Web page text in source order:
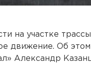
на участке
движение. Об
Александр